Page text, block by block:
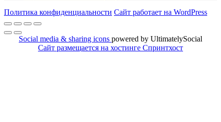
Политика конфиденциальности Сайт работает на WordPress
Social media & sharing icons powered by UltimatelySocial
Сайт размещается на хостинге Спринтхост